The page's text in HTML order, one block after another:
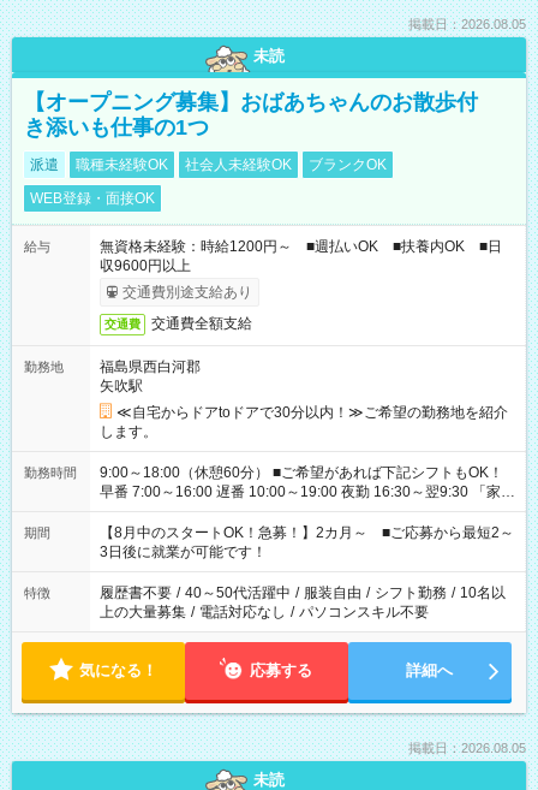
掲載日：2026.08.05
未読
【オープニング募集】おばあちゃんのお散歩付
き添いも仕事の1つ
派遣 職種未経験OK 社会人未経験OK
ブランクOK
WEB登録・面接OK
給与
無資格未経験：時給1200円～ ■週払いOK ■扶養内OK ■日
収9600円以上
交通費別途支給あり
交通費 交通費全額支給
勤務地
福島県西白河郡
矢吹駅
≪自宅からドアtoドアで30分以内！≫ご希望の勤務地を紹介
します。
勤務時間
9:00～18:00（休憩60分） ■ご希望があれば下記シフトもOK！
早番 7:00～16:00 遅番 10:00～19:00 夜勤 16:30～翌9:30 「家族
と休みを合わせたい」 「余裕を持って夕飯の準備がしたい」
「できれば残業はしたくない」 など、ご希望を教えてください
ね。 ※Wワーク希望の方へ 今ご覧のお仕事で希望する勤務時間
と、もう1つのお仕事の勤務時間。 合計で週40時間を超える場
合は応募できません。
期間
【8月中のスタートOK！急募！】2カ月～ ■ご応募から最短2～
3日後に就業が可能です！
特徴 履歴書不要 / 40～50代活躍中 / 服装自由 / シフト勤務 / 10名以
上の大量募集 / 電話対応なし / パソコンスキル不要
気になる！ 応募する 詳細へ
掲載日：2026.08.05
未読